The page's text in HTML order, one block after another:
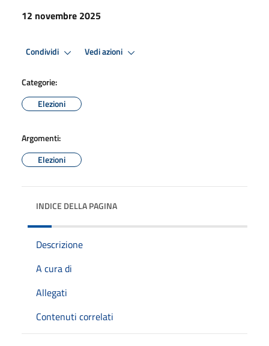
12 novembre 2025
Condividi Vedi azioni
Categorie:
Elezioni
Argomenti:
Elezioni
INDICE DELLA PAGINA
Descrizione
A cura di
Allegati
Contenuti correlati